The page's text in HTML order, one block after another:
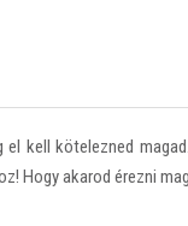
kell kötelezned
akarod érezni